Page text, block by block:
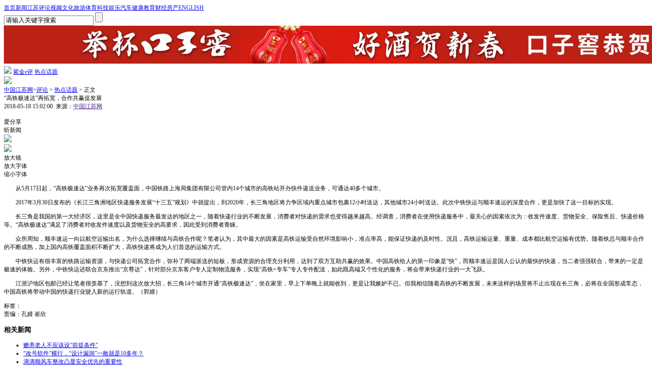
首页新闻江苏评论视频文化旅游体育科技娱乐汽车健康教育财经房产ENGLISH
紫金e评 热点话题
中国江苏网>评论 > 热点话题 > 正文
“高铁极速达”再拓宽，合作共赢促发展
2018-05-18 15:02:00 来源： 中国江苏网
爱分享
听新闻
放大镜
放大字体
缩小字体
从5月17日起，“高铁极速达”业务再次拓宽覆盖面，中国铁路上海局集团有限公司管内14个城市的高铁站开办快件递送业务，可通达40多个城市。
2017年3月30日发布的《长江三角洲地区快递服务发展“十三五”规划》中就提出，到2020年，长三角地区将力争区域内重点城市包裹12小时送达，其他城市24小时送达。此次中铁快运与顺丰速运的深度合作，更是加快了这一目标的实现。
长三角是我国的第一大经济区，这里是全中国快递服务最发达的地区之一，随着快递行业的不断发展，消费者对快递的需求也变得越来越高。经调查，消费者在使用快递服务中，最关心的因素依次为：收发件速度、货物安全、保险售后、快递价格
等。“高铁极速达”满足了消费者对收发件速度以及货物安全的高要求，因此受到消费者青睐。
众所周知，顺丰速运一向以航空运输出名，为什么选择继续与高铁合作呢？笔者认为，其中最大的因素是高铁运输受自然环境影响小，准点率高，能保证快递的及时性。况且，高铁运输运量、重量、成本都比航空运输有优势。随着铁总与顺丰合作
的不断成熟，加上国内高铁覆盖面积不断扩大，高铁快递将成为人们首选的运输方式。
中铁快运有很丰富的铁路运输资源，与快递公司拓宽合作，弥补了两端派送的短板，形成资源的合理充分利用，达到了双方互助共赢的效果。中国高铁给人的第一印象是“快”，而顺丰速运是国人公认的最快的快递，当二者强强联合，带来的一定是
极速的体验。另外，中铁快运还联合京东推出“京尊达”，针对部分京东客户专人定制物流服务，实现“高铁+专车”专人专件配送，如此既高端又个性化的服务，将会带来快递行业的一大飞跃。
江浙沪地区包邮已经让笔者很羡慕了，没想到这次放大招，长三角14个城市开通“高铁极速达”，坐在家里，早上下单晚上就能收到，更是让我嫉妒不已。但我相信随着高铁的不断发展，未来这样的场景将不止出现在长三角，必将在全国形成常态，
中国高铁将带动中国的快递行业驶入新的运行轨道。（郭婧）
标签：
责编：孔婧 崔欣
相关新闻
赡养老人不应该设“前提条件”
“改号软件”横行，“设计漏洞”一敞就是10多年？
滴滴顺风车整改凸显安全优先的重要性